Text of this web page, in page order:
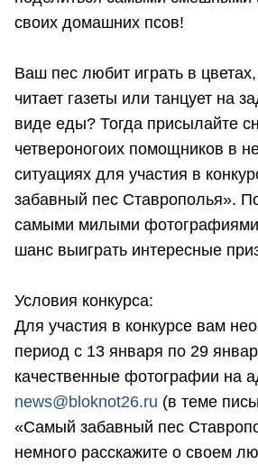
своих домашних псов!
Ваш пес любит играть в
читает газеты или танцует на
виде еды? Тогда присылайте
четвероногоих помощников в
ситуациях для участия в
забавный пес Ставрополья».
самыми милыми фотографиями
шанс выиграть интересные
Условия конкурса:
Для участия в конкурсе вам
период с 13 января по 29
качественные фотографии на
news@bloknot26.ru (в теме
«Самый забавный пес
немного расскажите о своем